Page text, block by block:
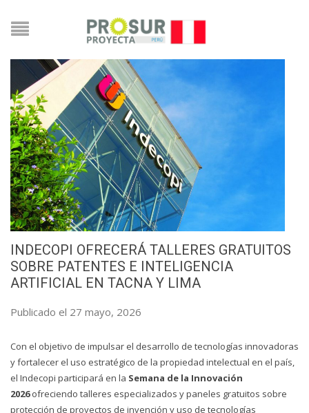
INDECOPI OFRECERÁ TALLERES GRATUITOS
SOBRE PATENTES E INTELIGENCIA
ARTIFICIAL EN TACNA Y LIMA
Publicado el 27 mayo, 2026
Con el objetivo de impulsar el desarrollo de tecnologías innovadoras
y fortalecer el uso estratégico de la propiedad intelectual en el país,
el Indecopi participará en la Semana de la Innovación
2026ofreciendo talleres especializados y paneles gratuitos sobre
protección de proyectos de invención y uso de tecnologías